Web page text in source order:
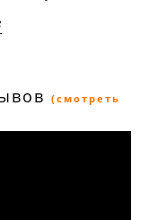
процедуру.
(смотреть